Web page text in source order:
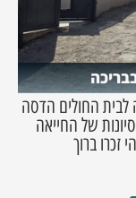
החולים הדסה
של החייאה
זכרו ברוך